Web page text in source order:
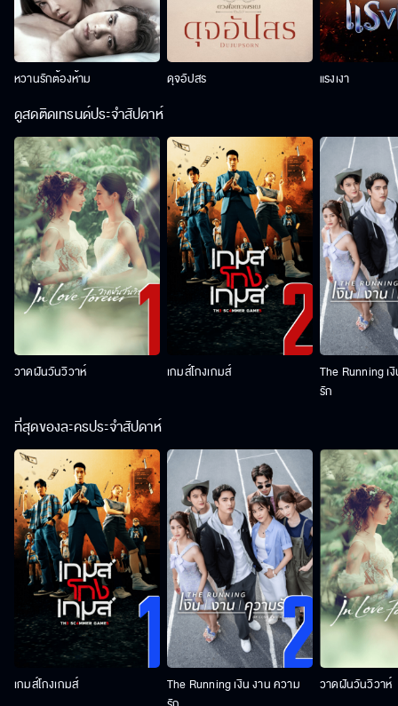
หวานรักต้องห้าม ดุจอัปสร แรงเงา
ดูสดติดเทรนด์ประจำสัปดาห์
วาดฝันวันวิวาห์ เกมส์โกงเกมส์
The Running เ
รัก
ที่สุดของละครประจำสัปดาห์
เกมส์โกงเกมส์
The Running เงิน งาน ความ
วาดฝันวันวิวาห์